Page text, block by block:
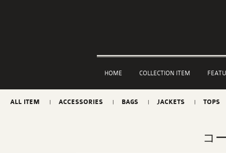
HOME COLLECTION ITEM
ALL ITEM ACCESSORIES BAGS JACKETS TOPS
コ